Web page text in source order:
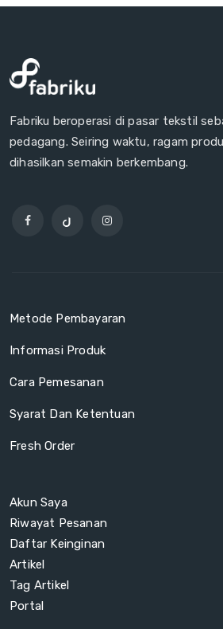
Fabriku beroperasi di pasar tekstil
pedagang. Seiring waktu, ragam
dihasilkan semakin berkembang.
Metode Pembayaran
Informasi Produk
Cara Pemesanan
Syarat Dan Ketentuan
Fresh Order
Akun Saya
Riwayat Pesanan
Daftar Keinginan
Artikel
Tag Artikel
Portal